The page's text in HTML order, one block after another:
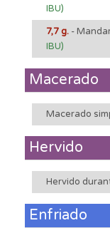
IBU)
7,7 g. -
IBU)
Macerado
Macerado
Hervido
Hervido
Enfriado